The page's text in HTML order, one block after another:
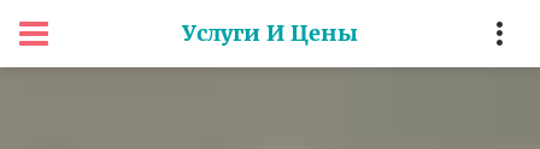
Услуги И Цены